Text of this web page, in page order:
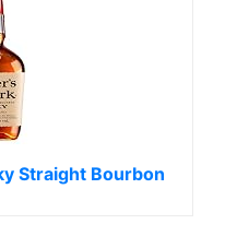
Straight Bourbon